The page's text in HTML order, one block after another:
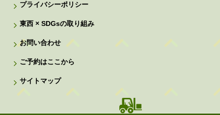
プライバシーポリシー
東西 × SDGsの取り組み
お問い合わせ
ご予約はここから
サイトマップ